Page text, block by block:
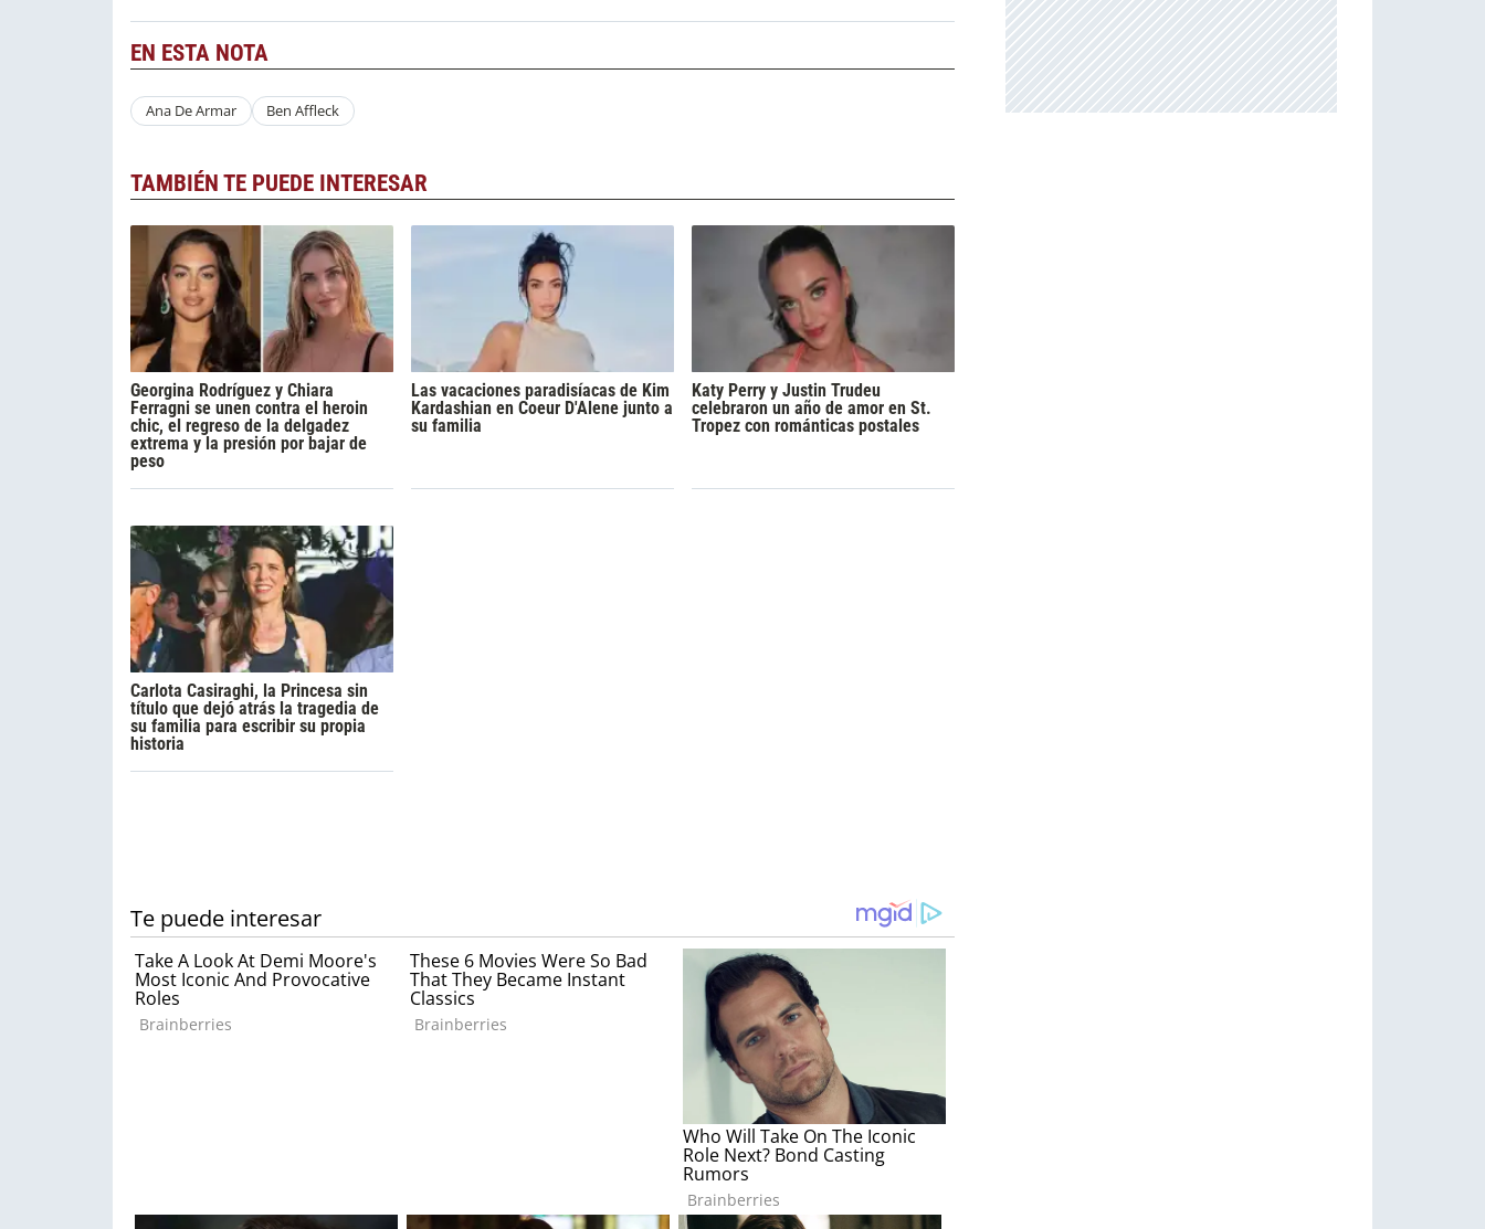
EN ESTA NOTA
Ana De Armar Ben Affleck
TAMBIÉN TE PUEDE INTERESAR
Georgina Rodríguez y Chiara
Ferragni se unen contra el heroin
chic, el regreso de la delgadez
extrema y la presión por bajar de
peso
Las vacaciones paradisíacas de Kim
Kardashian en Coeur D'Alene junto a
su familia
Katy Perry y Justin Trudeu
celebraron un año de amor en St.
Tropez con románticas postales
Carlota Casiraghi, la Princesa sin
título que dejó atrás la tragedia de
su familia para escribir su propia
historia